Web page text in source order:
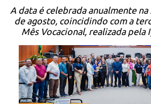
A data é celebrada anualmente na
de agosto, coincidindo com a
Mês Vocacional, realizada pela